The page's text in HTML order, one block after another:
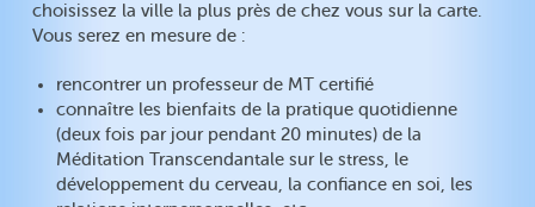
choisissez la ville la plus près de chez vous sur la carte.
Vous serez en mesure de :
rencontrer un professeur de MT certifié
connaître les bienfaits de la pratique quotidienne
(deux fois par jour pendant 20 minutes) de la
Méditation Transcendantale sur le stress, le
développement du cerveau, la confiance en soi, les